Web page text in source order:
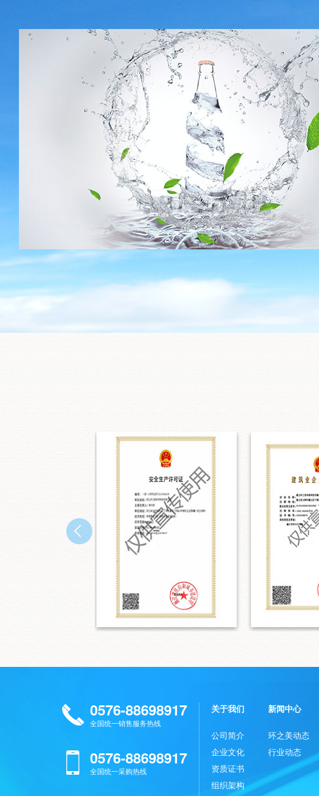
0576-88698917
全国统一销售服务热线
0576-88698917
全国统一采购热线
关于我们
公司简介
企业文化
资质证书
组织架构
新闻中心
环之美动态
行业动态